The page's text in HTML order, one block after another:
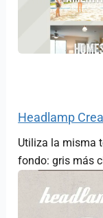
Headlamp
Utiliza la misma
fondo: gris más